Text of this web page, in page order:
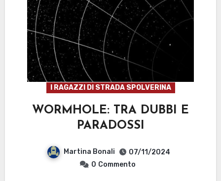
I RAGAZZI DI STRADA SPOLVERINA
WORMHOLE: TRA DUBBI E
PARADOSSI
Martina Bonali
07/11/2024
0 Commento